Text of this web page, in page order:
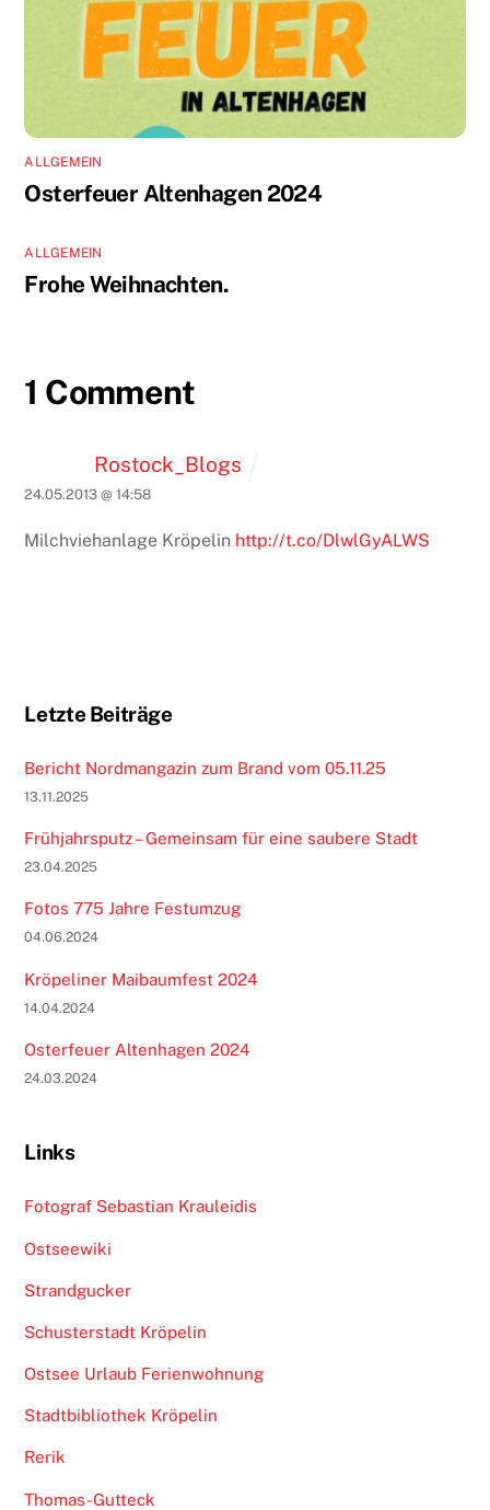
ALLGEMEIN
Osterfeuer Altenhagen 2024
ALLGEMEIN
Frohe Weihnachten.
1 Comment
Rostock_Blogs
24.05.2013 @ 14:58
Milchviehanlage Kröpelin http://t.co/DlwlGyALWS
Letzte Beiträge
Bericht Nordmangazin zum Brand vom 05.11.25
13.11.2025
Frühjahrsputz – Gemeinsam für eine saubere Stadt
23.04.2025
Fotos 775 Jahre Festumzug
04.06.2024
Kröpeliner Maibaumfest 2024
14.04.2024
Osterfeuer Altenhagen 2024
24.03.2024
Links
Fotograf Sebastian Krauleidis
Ostseewiki
Strandgucker
Schusterstadt Kröpelin
Ostsee Urlaub Ferienwohnung
Stadtbibliothek Kröpelin
Rerik
Thomas-Gutteck